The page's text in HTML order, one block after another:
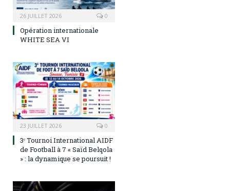
26 JUILLET 2026 0
Opération internationale
WHITE SEA VI
23 JUILLET 2026 0
3ᵉ Tournoi International AIDF
de Football à 7 « Saïd Belqola
» : la dynamique se poursuit !